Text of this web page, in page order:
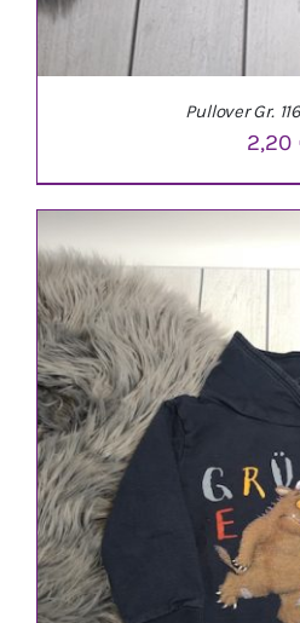
IN DEN WARENKORB
Pullover Gr.
2,20